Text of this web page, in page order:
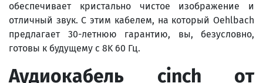
обеспечивает кристально чистое изображение и
отличный звук. С этим кабелем, на который Oehlbach
предлагает 30-летнюю гарантию, вы, безусловно,
готовы к будущему с 8K 60 Гц.
Аудиокабель cinch от